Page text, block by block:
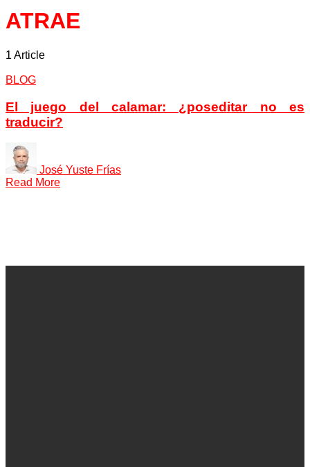
ATRAE
1 Article
BLOG
El juego del calamar: ¿poseditar no es
traducir?
José Yuste Frías
Read More